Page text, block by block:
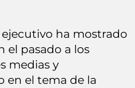
ejecutivo ha mostrado
el pasado a los
medias y
en el tema de la